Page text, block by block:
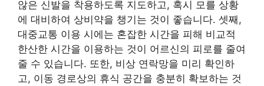
않은 신발을 착용하도록 지도하고, 혹시 모를 상황
에 대비하여 상비약을 챙기는 것이 좋습니다. 셋째,
대중교통 이용 시에는 혼잡한 시간을 피해 비교적
한산한 시간을 이용하는 것이 어르신의 피로를 줄여
줄 수 있습니다. 또한, 비상 연락망을 미리 확인하
고, 이동 경로상의 휴식 공간을 충분히 확보하는 것